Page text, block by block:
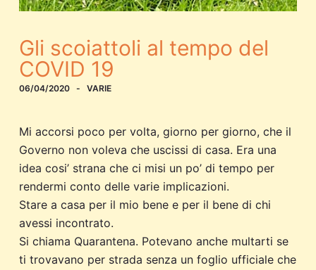
Gli scoiattoli al tempo del
COVID 19
06/04/2020 VARIE
Mi accorsi poco per volta, giorno per giorno, che il
Governo non voleva che uscissi di casa. Era una
idea cosi’ strana che ci misi un po’ di tempo per
rendermi conto delle varie implicazioni.
Stare a casa per il mio bene e per il bene di chi
avessi incontrato.
Si chiama Quarantena. Potevano anche multarti se
ti trovavano per strada senza un foglio ufficiale che